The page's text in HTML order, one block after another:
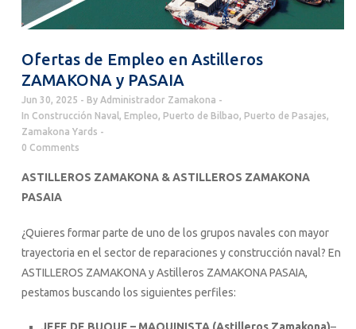
Ofertas de Empleo en Astilleros
ZAMAKONA y PASAIA
Jun 30, 2025 By Administrador Zamakona
In Construcción Naval, Empleo, Puerto de Bilbao, Puerto de Pasajes,
Zamakona Yards
0 Comments
ASTILLEROS ZAMAKONA & ASTILLEROS ZAMAKONA
PASAIA
¿Quieres formar parte de uno de los grupos navales con mayor
trayectoria en el sector de reparaciones y construcción naval? En
ASTILLEROS ZAMAKONA y Astilleros ZAMAKONA PASAIA,
pestamos buscando los siguientes perfiles: